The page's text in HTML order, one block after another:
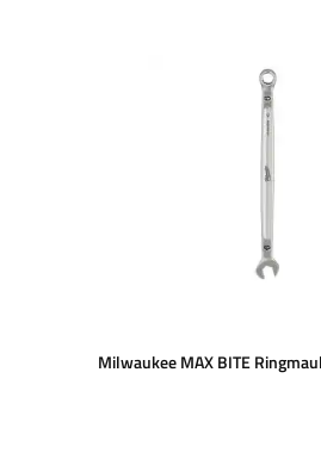
Milwaukee MAX BITE